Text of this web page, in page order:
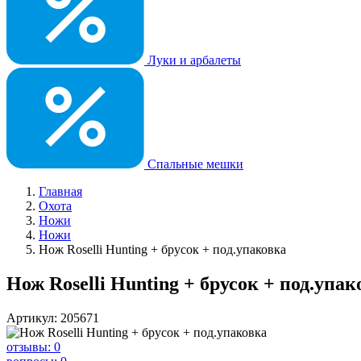
Луки и арбалеты
Спальные мешки
Главная
Охота
Ножи
Ножи
Нож Roselli Hunting + брусок + под.упаковка
Нож Roselli Hunting + брусок +
Артикул: 205671
отзывы: 0